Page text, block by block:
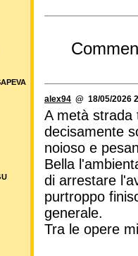
alex94 @ 18/05/2026
A metà strada
decisamente
noioso e
Bella
di arrestare
purtroppo
generale.
Tra le opere